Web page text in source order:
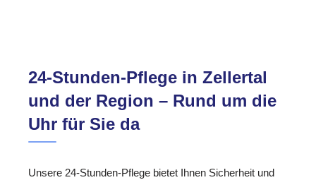
24-Stunden-Pflege in Zellertal
und der Region – Rund um die
Uhr für Sie da
Unsere 24-Stunden-Pflege bietet Ihnen Sicherheit und